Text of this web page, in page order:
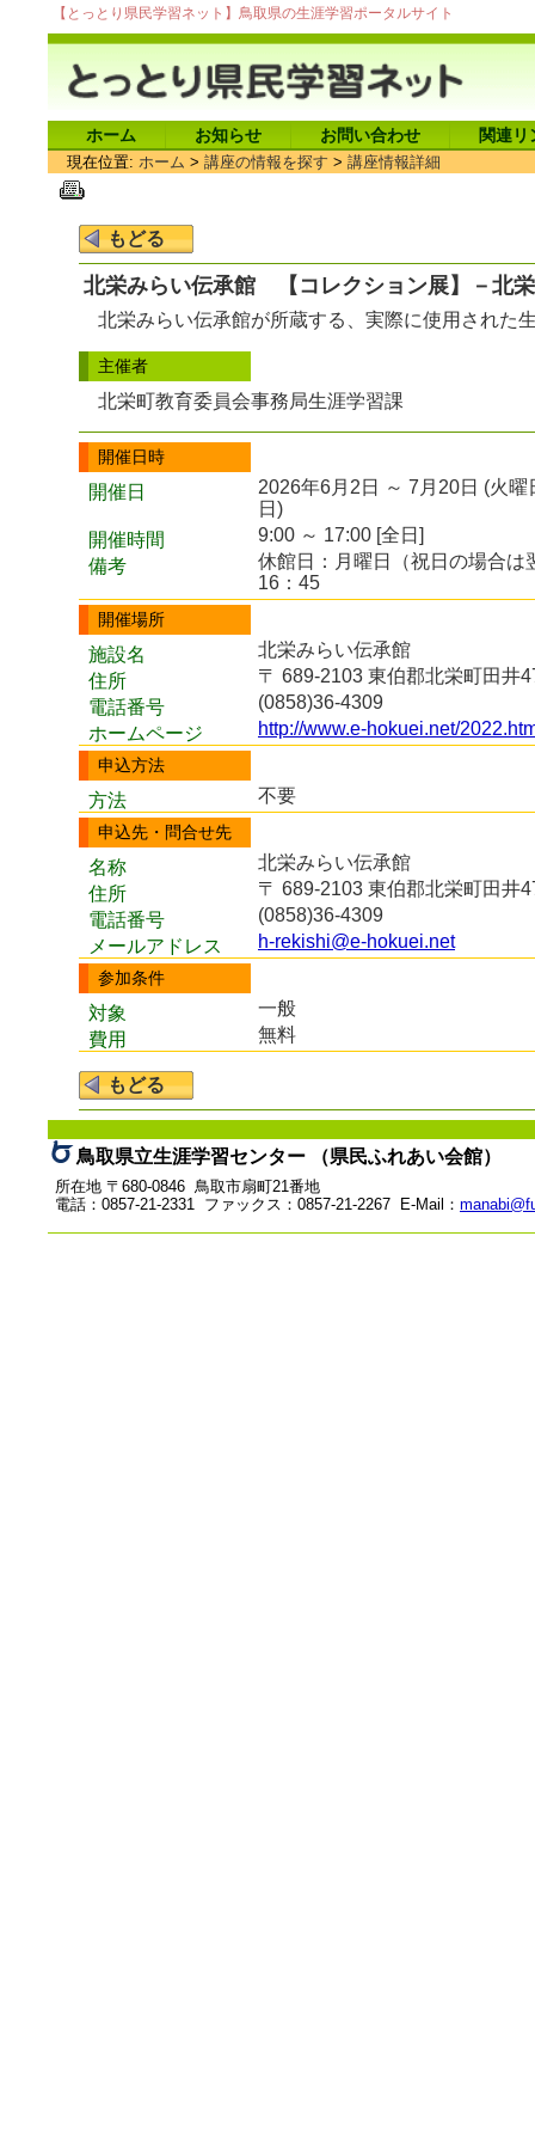
【とっとり県民学習ネット】鳥取県の生涯学習ポータルサイト
ホーム お知らせ お問い合わせ 関連リ
現在位置: ホーム > 講座の情報を探す > 講座情報詳細
北栄みらい伝承館 【コレクション展】－北
北栄みらい伝承館が所蔵する、実際に使用された
主催者
北栄町教育委員会事務局生涯学習課
開催日時
開催日
2026年6月2日 ～ 7月20日 (火
日)
開催時間
9:00 ～ 17:00 [全日]
備考
休館日：月曜日（祝日の場合
16：45
開催場所
施設名
北栄みらい伝承館
住所
〒 689-2103 東伯郡北栄町田井
電話番号
(0858)36-4309
ホームページ
http://www.e-hokuei.net/
申込方法
方法 不要
申込先・問合せ先
名称
北栄みらい伝承館
住所
〒 689-2103 東伯郡北栄町田井
電話番号
(0858)36-4309
メールアドレス
h-rekishi@e-hokuei.net
参加条件
対象
一般
費用
無料
鳥取県立生涯学習センター （県民ふれあい会館）
所在地 〒680-0846 鳥取市扇町21番地
電話：0857-21-2331 ファックス：0857-21-2267 E-Mail：